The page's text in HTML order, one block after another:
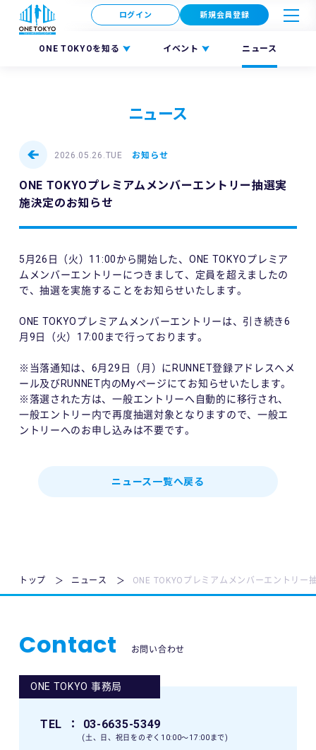
ONE TOKYOを知る イベント ニュース
ログイン 新規会員登録
ニュース
2026.05.26.TUE お知らせ
ONE TOKYOプレミアムメンバーエントリー抽選実
施決定のお知らせ
5月26日（火）11:00から開始した、ONE TOKYOプレミア
ムメンバーエントリーにつきまして、定員を超えましたの
で、抽選を実施することをお知らせいたします。
ONE TOKYOプレミアムメンバーエントリーは、引き続き6
月9日（火）17:00まで行っております。
※当落通知は、6月29日（月）にRUNNET登録アドレスへメ
ール及びRUNNET内のMyページにてお知らせいたします。
※落選された方は、一般エントリーへ自動的に移行され、
一般エントリー内で再度抽選対象となりますので、一般エ
ントリーへのお申し込みは不要です。
ニュース一覧へ戻る
トップ ニュース ONE TOKYOプレミアムメンバーエントリー
Contact お問い合わせ
ONE TOKYO 事務局
TEL ： 03-6635-5349
(土、日、祝日をのぞく10:00〜17:00まで)